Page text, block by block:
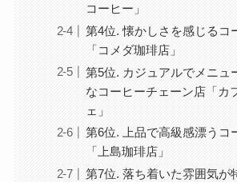
コーヒー」
第4位. 懐かしさを感じるコ
「コメダ珈琲店」
第5位. カジュアルでメニュ
なコーヒーチェーン店「カ
ェ」
第6位. 上品で高級感漂うコ
「上島珈琲店」
第7位. 落ち着いた雰囲気が